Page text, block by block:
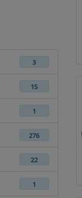
3
15
1
276
22
1